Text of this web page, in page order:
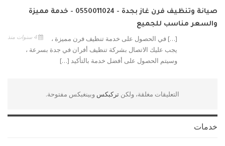
صيانة وتنظيف فرن غاز بجدة - 0550011024 - خدمة مميزة
والسعر مناسب للجميع
4 سنوات منذ
[…] في الحصول على خدمة تنظيف فرن مميزة ،
يجب عليك الاتصال بشركة تنظيف أفران في جدة بسرعة ،
وسيتم الحصول على أفضل خدمة بالتأكيد […]
التعليقات مغلقة، ولكن تركبكس وبينغبكس مفتوحة.
خدمات